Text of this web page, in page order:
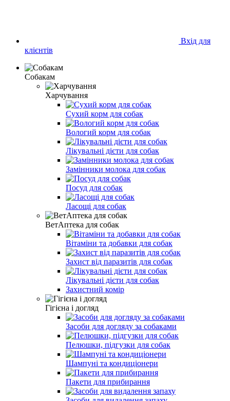
Вхід для
клієнтів
Собакам
Харчування
Сухий корм для собак
Вологий корм для собак
Лікувальні дієти для собак
Замінники молока для собак
Посуд для собак
Ласощі для собак
ВетАптека для собак
Вітаміни та добавки для собак
Захист від паразитів для собак
Лікувальні дієти для собак
Захистний комір
Гігієна і догляд
Засоби для догляду за собаками
Пелюшки, підгузки для собак
Шампуні та кондиціонери
Пакети для прибирання